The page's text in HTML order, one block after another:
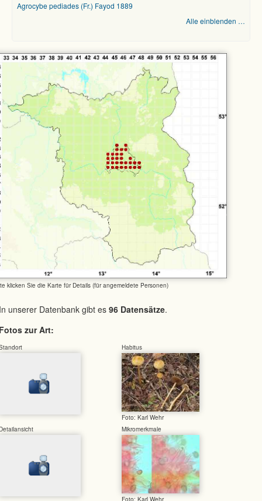
Agrocybe pediades (Fr.) Fayod 1889
Alle einblenden …
klicken Sie die Karte für Details (für angemeldete Personen)
unserer Datenbank gibt es 96 Datensätze.
zur Art:
Habitus
Foto: Karl Wehr
Mikromerkmale